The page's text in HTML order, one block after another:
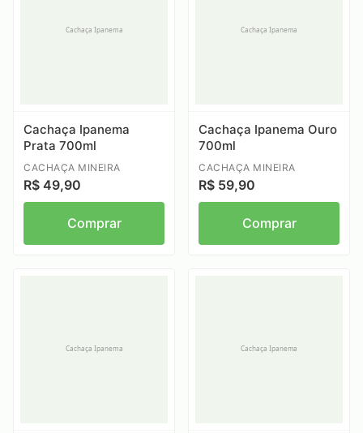
Cachaça Ipanema
Prata 700ml
CACHAÇA MINEIRA
R$ 49,90
Comprar
Cachaça Ipanema Ouro
700ml
CACHAÇA MINEIRA
R$ 59,90
Comprar